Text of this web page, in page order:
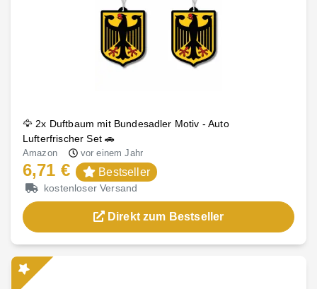
🦅 2x Duftbaum mit Bundesadler Motiv - Auto
Lufterfrischer Set 🚗
Amazon vor einem Jahr
6,71 € Bestseller
kostenloser Versand
Direkt zum Bestseller